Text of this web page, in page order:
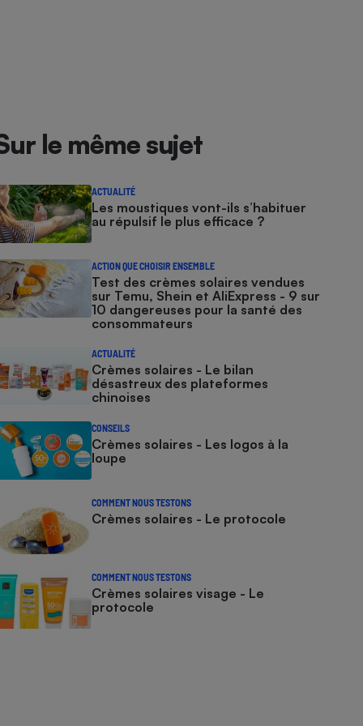
le même sujet
ACTUALITÉ
Les moustiques vont-ils s’habituer
au répulsif le plus efficace ?
ACTION QUE CHOISIR ENSEMBLE
Test des crèmes solaires vendues
sur Temu, Shein et AliExpress - 9 sur
10 dangereuses pour la santé des
consommateurs
ACTUALITÉ
Crèmes solaires - Le bilan
désastreux des plateformes
chinoises
CONSEILS
Crèmes solaires - Les logos à la
loupe
COMMENT NOUS TESTONS
Crèmes solaires - Le protocole
COMMENT NOUS TESTONS
Crèmes solaires visage - Le
protocole